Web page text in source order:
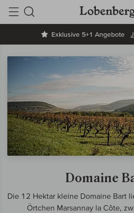
Exklusive 5+1 Angebote
Suche
Domaine
Die 12 Hektar kleine Domaine Bart
Örtchen Marsannay la Côte,